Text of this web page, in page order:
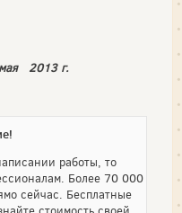
2013 г.
работы, то
Более 70 000
сейчас. Бесплатные